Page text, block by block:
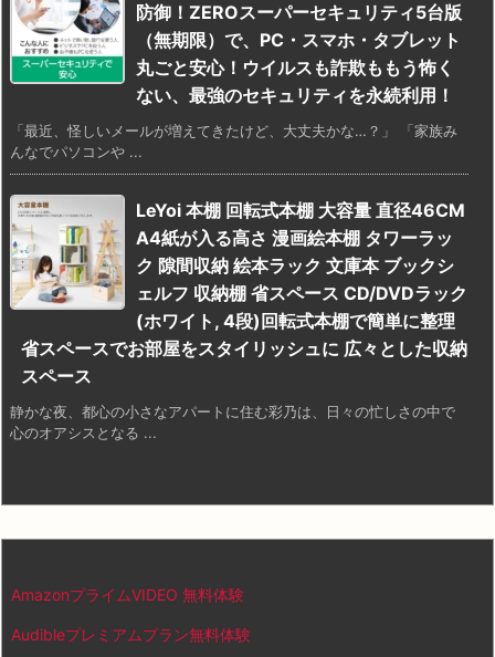
防御！ZEROスーパーセキュリティ5台版
（無期限）で、PC・スマホ・タブレット
丸ごと安心！ウイルスも詐欺ももう怖く
ない、最強のセキュリティを永続利用！
「最近、怪しいメールが増えてきたけど、大丈夫かな…？」 「家族み
んなでパソコンや ...
LeYoi 本棚 回転式本棚 大容量 直径46CM
A4紙が入る高さ 漫画絵本棚 タワーラッ
ク 隙間収納 絵本ラック 文庫本 ブックシ
ェルフ 収納棚 省スペース CD/DVDラック
(ホワイト, 4段)回転式本棚で簡単に整理
省スペースでお部屋をスタイリッシュに 広々とした収納
スペース
静かな夜、都心の小さなアパートに住む彩乃は、日々の忙しさの中で
心のオアシスとなる ...
AmazonプライムVIDEO 無料体験
Audibleプレミアムプラン無料体験